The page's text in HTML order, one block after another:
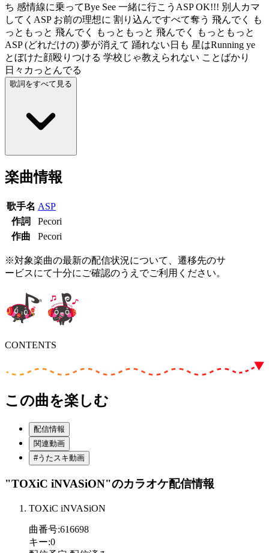
ち 感情線に乗ってBye See 一緒に行こうASP OK!!! 別人カマ
してくASP お前の理想に 割り込んですべて奪う 飛んでく も
っともっと 飛んでく もっともっと 飛んでく もっともっと
ASP (どれだけの) 夢が消えて 踊れない日も 星はRunning ye
とぼけた顔殴りつける 学校じゃ教えられない ことばかり
日々カっとんでる
歌詞をすべて見る
楽曲情報
歌手名 ASP
作詞
Pecori
作曲
Pecori
※対象楽曲の最新の配信状況について、遷移先のサ
ービスにて十分にご確認のうえでご利用ください。
CONTENTS
この曲を楽しむ
配信情報
関連動画
#うたスキ動画
"TOXiC iNVASiON"のカラオケ配信情報
TOXiC iNVASiON
曲番号:616698
キー:0